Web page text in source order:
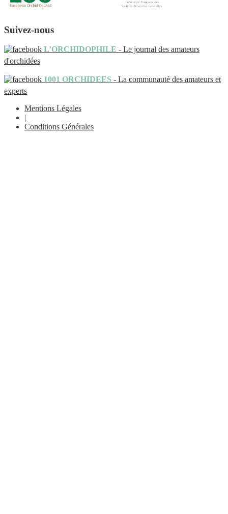
Suivez-nous
L'ORCHIDOPHILE - Le journal des amateurs
d'orchidées
1001 ORCHIDEES - La communauté des amateurs et
experts
Mentions Légales
|
Conditions Générales